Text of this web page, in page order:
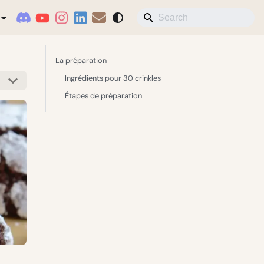
La préparation
Ingrédients pour 30 crinkles
Étapes de préparation